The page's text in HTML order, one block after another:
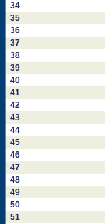
34
35
36
37
38
39
40
41
42
43
44
45
46
47
48
49
50
51